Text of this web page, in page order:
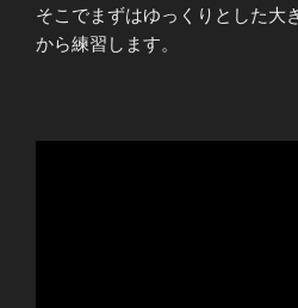
そこでまずはゆっくりとした大
から練習します。